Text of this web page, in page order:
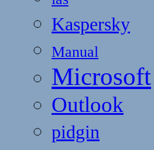
Kaspersky
Manual
Microsoft
Outlook
pidgin